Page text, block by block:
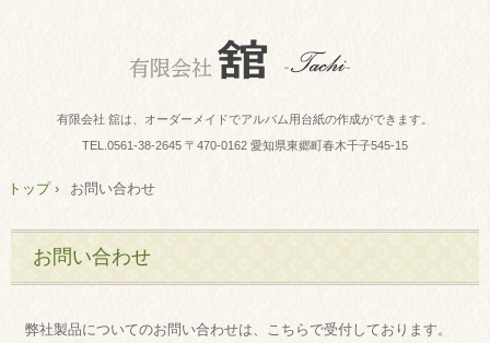
有限会社 舘は、オーダーメイドでアルバム用台紙の作成ができます。
TEL. 0561-38-2645 〒470-0162 愛知県東郷町春木千子545-15
トップ› お問い合わせ
お問い合わせ
弊社製品についてのお問い合わせは、こちらで受付しております。